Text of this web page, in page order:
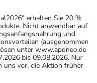
erhalten Sie 20 %
Nicht anwendbar auf
und
(ausgenommen
unter www.aponeo.de
bis 09.08.2026. Nur
uns vor, die Aktion früher